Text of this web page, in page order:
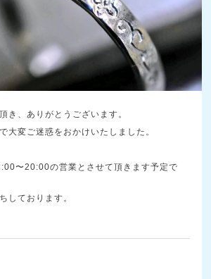
き、ありがとうございます。
大変ご迷惑をおかけいたしました。
〜20:00の営業とさせて頂きます予定で
しております。